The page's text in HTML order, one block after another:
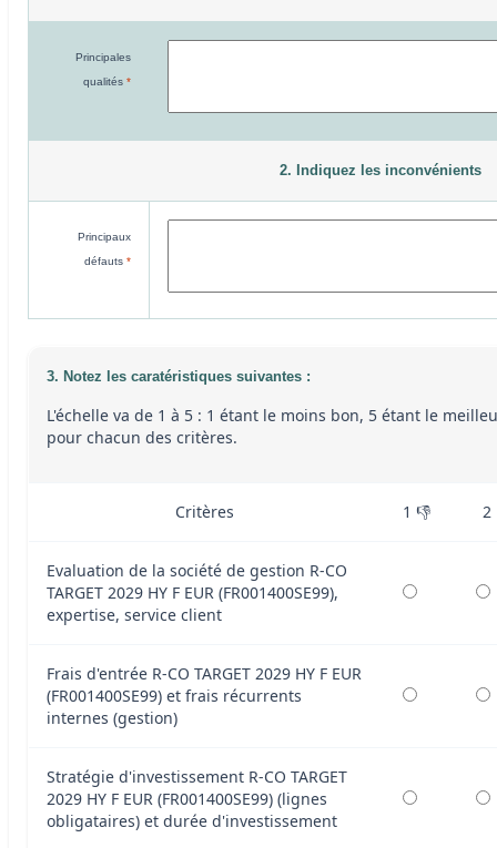
Principales
qualités *
2. Indiquez les inconvénients
Principaux
défauts *
3. Notez les caratéristiques suivantes :
L'échelle va de 1 à 5 : 1 étant le moins bon, 5 étant le
pour chacun des critères.
Critères 1 👎 2
Evaluation de la société de gestion R-CO
TARGET 2029 HY F EUR (FR001400SE99),
expertise, service client
Frais d'entrée R-CO TARGET 2029 HY F EUR
(FR001400SE99) et frais récurrents
internes (gestion)
Stratégie d'investissement R-CO TARGET
2029 HY F EUR (FR001400SE99) (lignes
obligataires) et durée d'investissement